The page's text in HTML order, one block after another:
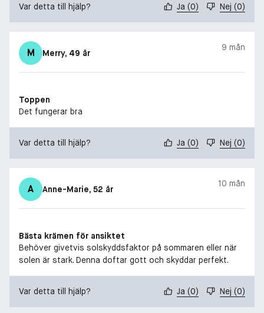
Var detta till hjälp? Ja (0) Nej (0)
M Merry, 49 år
9 mån
Toppen
Det fungerar bra
Var detta till hjälp? Ja (0) Nej (0)
A Anne-Marie, 52 år
10 mån
Bästa krämen för ansiktet
Behöver givetvis solskyddsfaktor på sommaren eller när
solen är stark. Denna doftar gott och skyddar perfekt.
Var detta till hjälp? Ja (0) Nej (0)